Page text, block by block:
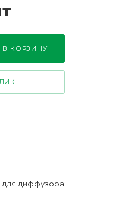
В КОРЗИНУ
диффузора